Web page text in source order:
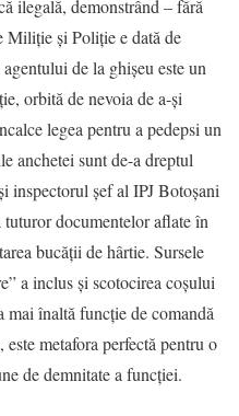
ilegală, demonstrând – fără
Miliție și Poliție e dată de
de la ghișeu este un
orbită de nevoia de a-și
legea pentru a pedepsi un
anchetei sunt de-a dreptul
inspectorul șef al IPJ Botoșani
documentelor aflate în
bucății de hârtie. Sursele
a inclus și scotocirea coșului
înaltă funcție de comandă
metafora perfectă pentru o
de demnitate a funcției.